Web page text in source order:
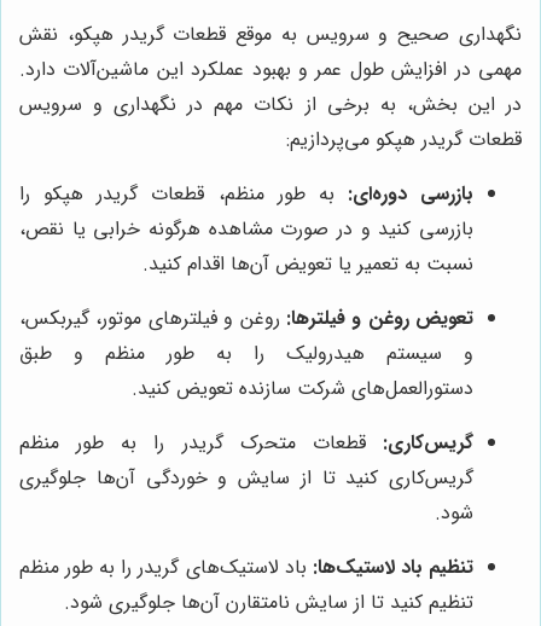
نگهداری صحیح و سرویس به موقع قطعات گریدر هپکو، نقش
مهمی در افزایش طول عمر و بهبود عملکرد این ماشین‌آلات دارد.
در این بخش، به برخی از نکات مهم در نگهداری و سرویس
قطعات گریدر هپکو می‌پردازیم:
بازرسی دوره‌ای: به طور منظم، قطعات گریدر هپکو را
بازرسی کنید و در صورت مشاهده هرگونه خرابی یا نقص،
نسبت به تعمیر یا تعویض آن‌ها اقدام کنید.
تعویض روغن و فیلترها: روغن و فیلترهای موتور، گیربکس،
و سیستم هیدرولیک را به طور منظم و طبق
دستورالعمل‌های شرکت سازنده تعویض کنید.
گریس‌کاری: قطعات متحرک گریدر را به طور منظم
گریس‌کاری کنید تا از سایش و خوردگی آن‌ها جلوگیری
شود.
تنظیم باد لاستیک‌ها: باد لاستیک‌های گریدر را به طور منظم
تنظیم کنید تا از سایش نامتقارن آن‌ها جلوگیری شود.